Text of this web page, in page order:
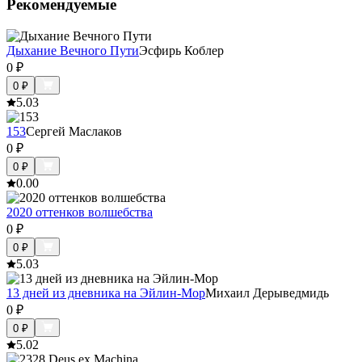
Рекомендуемые
Дыхание Вечного ПутиЭсфирь Коблер
0 ₽
0 ₽
5.03
153Сергей Маслаков
0 ₽
0 ₽
0.00
2020 оттенков волшебства
0 ₽
0 ₽
5.03
13 дней из дневника на Эйлин-МорМихаил Дерыведмидь
0 ₽
0 ₽
5.02